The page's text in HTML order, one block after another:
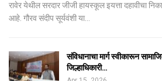
रावेर येथील सरदार जीजी हायस्कूल इयत्ता दहावीचा
आहे. गौरव संदीप सूर्यवंशी या…
संविधानाचा मार्ग स्वीकारून
जिल्हाधिकारी…